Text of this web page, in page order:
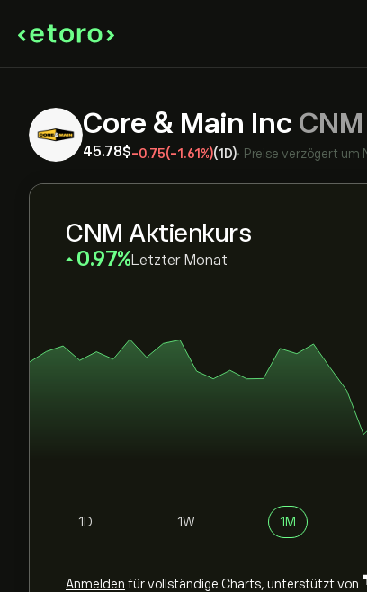
Core & Main Inc CNM
45.78‎$‎-0.75(-1.61%)(1D)• Preise verzögert um
CNM Aktienkurs
‎0.97‎ Letzter Monat
1D 1W 1M
Anmelden für vollständige Charts, unterstützt von